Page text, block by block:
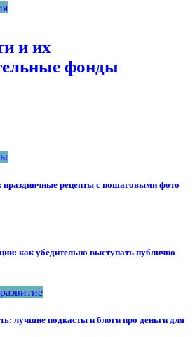
и их
фонды
рецепты с пошаговыми фото
как убедительно выступать публично
лучшие подкасты и блоги про деньги для